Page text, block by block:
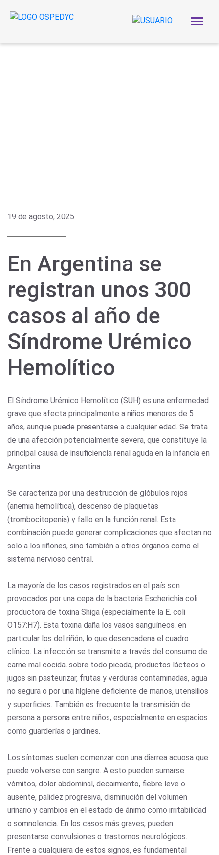
19 de agosto, 2025
En Argentina se
registran unos 300
casos al año de
Síndrome Urémico
Hemolítico
El Síndrome Urémico Hemolítico (SUH) es una enfermedad
grave que afecta principalmente a niños menores de 5
años, aunque puede presentarse a cualquier edad. Se trata
de una afección potencialmente severa, que constituye la
principal causa de insuficiencia renal aguda en la infancia en
Argentina.
Se caracteriza por una destrucción de glóbulos rojos
(anemia hemolítica), descenso de plaquetas
(trombocitopenia) y fallo en la función renal. Esta
combinación puede generar complicaciones que afectan no
solo a los riñones, sino también a otros órganos como el
sistema nervioso central.
La mayoría de los casos registrados en el país son
provocados por una cepa de la bacteria Escherichia coli
productora de toxina Shiga (especialmente la E. coli
O157:H7). Esta toxina daña los vasos sanguíneos, en
particular los del riñón, lo que desencadena el cuadro
clínico. La infección se transmite a través del consumo de
carne mal cocida, sobre todo picada, productos lácteos o
jugos sin pasteurizar, frutas y verduras contaminadas, agua
no segura o por una higiene deficiente de manos, utensilios
y superficies. También es frecuente la transmisión de
persona a persona entre niños, especialmente en espacios
como guarderías o jardines.
Los síntomas suelen comenzar con una diarrea acuosa que
puede volverse con sangre. A esto pueden sumarse
vómitos, dolor abdominal, decaimiento, fiebre leve o
ausente, palidez progresiva, disminución del volumen
urinario y cambios en el estado de ánimo como irritabilidad
o somnolencia. En los casos más graves, pueden
presentarse convulsiones o trastornos neurológicos.
Frente a cualquiera de estos signos, es fundamental